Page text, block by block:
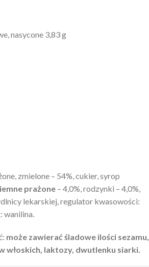
nasycone 3,83 g
zmielone – 54%, cukier, syrop
prażone – 4,0%, rodzynki – 4,0%,
lekarskiej, regulator kwasowości:
wanilina.
może zawierać śladowe ilości sezamu,
włoskich, laktozy, dwutlenku siarki.